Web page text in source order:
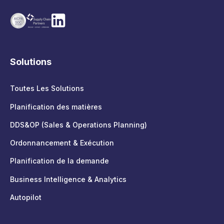
Solutions
Toutes Les Solutions
Planification des matières
DDS&OP (Sales & Operations Planning)
Ordonnancement & Exécution
Planification de la demande
Business Intelligence & Analytics
Autopilot